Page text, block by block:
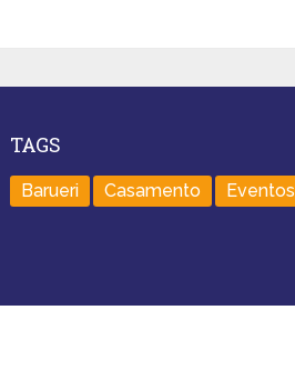
TAGS
Barueri Casamento Eventos